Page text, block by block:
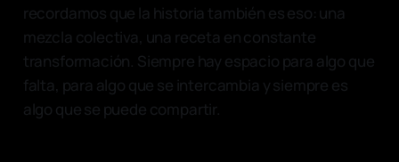
recordamos que la historia también es eso: una
mezcla colectiva, una receta en constante
transformación. Siempre hay espacio para algo que
falta, para algo que se intercambia y siempre es
algo que se puede compartir.